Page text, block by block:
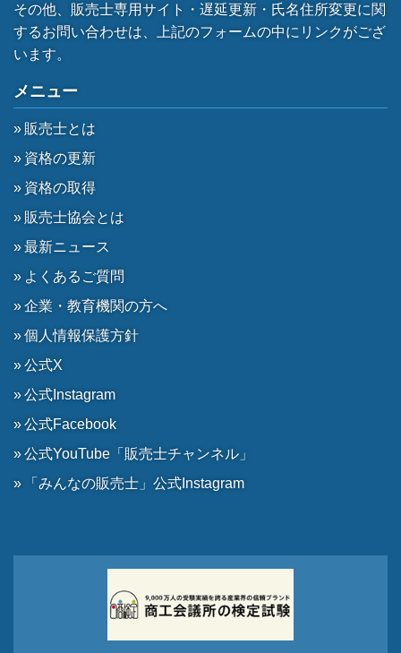
その他、販売士専用サイト・遅延更新・氏名住所変更に関
するお問い合わせは、上記のフォームの中にリンクがござ
います。
メニュー
販売士とは
資格の更新
資格の取得
販売士協会とは
最新ニュース
よくあるご質問
企業・教育機関の方へ
個人情報保護方針
公式X
公式Instagram
公式Facebook
公式YouTube「販売士チャンネル」
「みんなの販売士」公式Instagram